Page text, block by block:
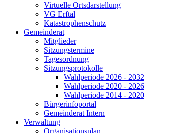
Virtuelle Ortsdarstellung
VG Erftal
Katastrophenschutz
Gemeinderat
Mitglieder
Sitzungstermine
Tagesordnung
Sitzungsprotokolle
Wahlperiode 2026 - 2032
Wahlperiode 2020 - 2026
Wahlperiode 2014 - 2020
Bürgerinfoportal
Gemeinderat Intern
Verwaltung
Organisationsplan